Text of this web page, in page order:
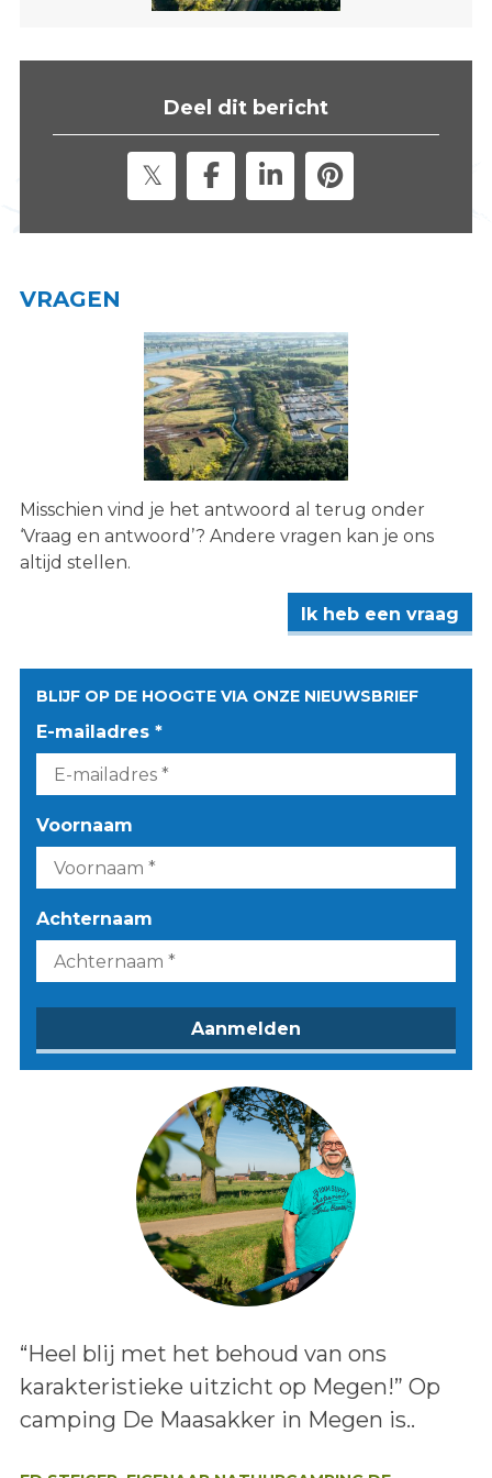
Deel dit bericht
VRAGEN
Misschien vind je het antwoord al terug onder
‘Vraag en antwoord’? Andere vragen kan je ons
altijd stellen.
Ik heb een vraag
BLIJF OP DE HOOGTE VIA ONZE NIEUWSBRIEF
E-mailadres *
Voornaam
Achternaam
Lees het bericht:
“Heel blij met het behoud van ons
karakteristieke uitzicht op Megen!” Op
camping De Maasakker in Megen is..